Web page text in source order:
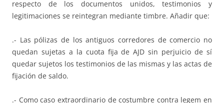
respecto de los documentos unidos, testimonios y
legitimaciones se reintegran mediante timbre. Añadir que:
.- Las pólizas de los antiguos corredores de comercio no
quedan sujetas a la cuota fija de AJD sin perjuicio de sí
quedar sujetos los testimonios de las mismas y las actas de
fijación de saldo.
.- Como caso extraordinario de costumbre contra legem en